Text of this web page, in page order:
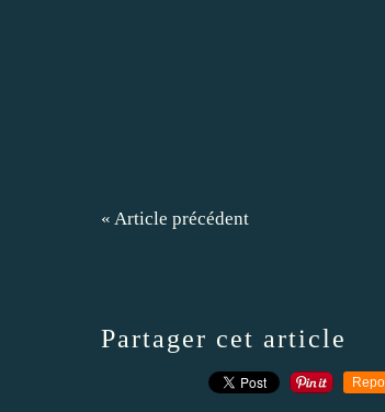
« Article précédent
Partager cet article